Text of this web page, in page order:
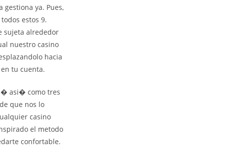
ya. Pues,
estos 9.
sujeta alrededor
nuestro casino
hacia
tu cuenta.
� asi� como tres
que nos lo
casino
el metodo
confortable.